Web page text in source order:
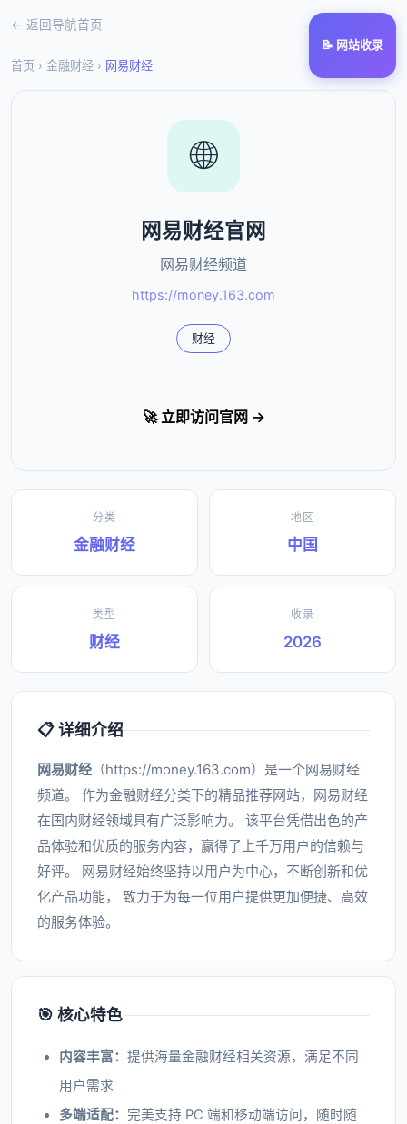
📝 网站收录
← 返回导航首页
首页 › 金融财经 › 网易财经
🌐
网易财经官网
网易财经频道
https://money.163.com
财经
🚀 立即访问官网 →
分类
金融财经
地区
中国
类型
财经
收录
2026
📋 详细介绍
网易财经 （https://money.163.com）是一个网易财经
频道。 作为金融财经分类下的精品推荐网站，网易财经
在国内财经领域具有广泛影响力。 该平台凭借出色的产
品体验和优质的服务内容，赢得了上千万用户的信赖与
好评。 网易财经始终坚持以用户为中心，不断创新和优
化产品功能， 致力于为每一位用户提供更加便捷、高效
的服务体验。
🎯 核心特色
内容丰富： 提供海量金融财经相关资源，满足不同
用户需求
多端适配： 完美支持 PC 端和移动端访问，随时随